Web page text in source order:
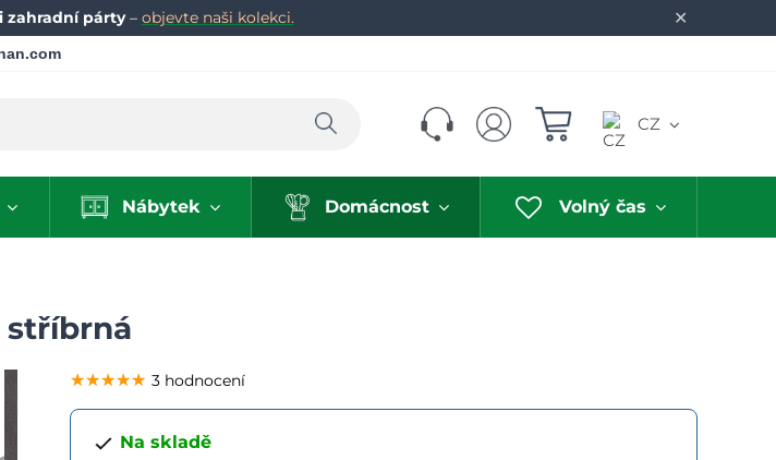
✕
zahradní párty– objevte naši kolekci.
Hledat CZ
Nábytek Domácnost Volný čas
stříbrná
★★★★★
★★★★★
★★★★★ 3 hodnocení
Na skladě